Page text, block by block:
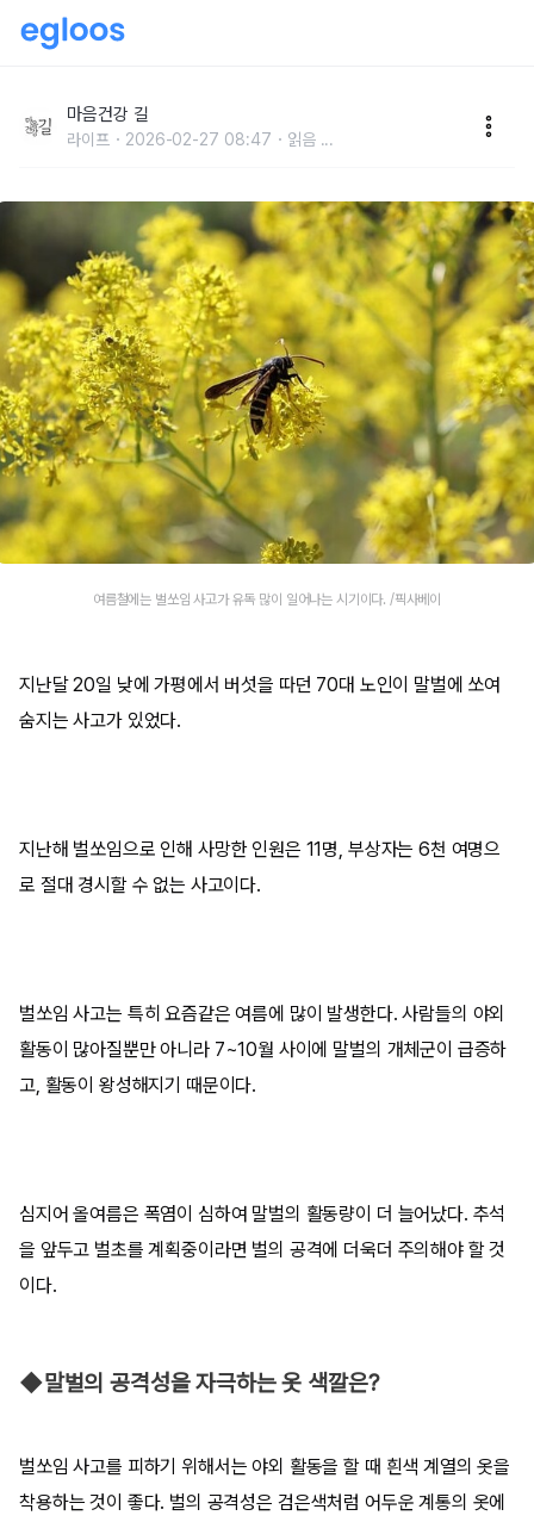
마음건강 길
라이프 2026-02-27 08:47 읽음 ...
여름철에는 벌쏘임 사고가 유독 많이 일어나는 시기이다. /픽사베이
지난달 20일 낮에 가평에서 버섯을 따던 70대 노인이 말벌에 쏘여
숨지는 사고가 있었다.
지난해 벌쏘임으로 인해 사망한 인원은 11명, 부상자는 6천 여명으
로 절대 경시할 수 없는 사고이다.
벌쏘임 사고는 특히 요즘같은 여름에 많이 발생한다. 사람들의 야외
활동이 많아질뿐만 아니라 7~10월 사이에 말벌의 개체군이 급증하
고, 활동이 왕성해지기 때문이다.
심지어 올여름은 폭염이 심하여 말벌의 활동량이 더 늘어났다. 추석
을 앞두고 벌초를 계획중이라면 벌의 공격에 더욱더 주의해야 할 것
이다.
◆말벌의 공격성을 자극하는 옷 색깔은?
벌쏘임 사고를 피하기 위해서는 야외 활동을 할 때 흰색 계열의 옷을
착용하는 것이 좋다. 벌의 공격성은 검은색처럼 어두운 계통의 옷에